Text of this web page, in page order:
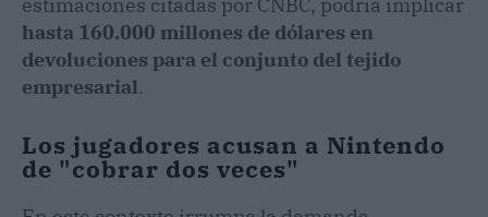
estimaciones citadas por CNBC, podría implicar
hasta 160.000 millones de dólares en
devoluciones para el conjunto del tejido
empresarial.
Los jugadores acusan a Nintendo
de "cobrar dos veces"